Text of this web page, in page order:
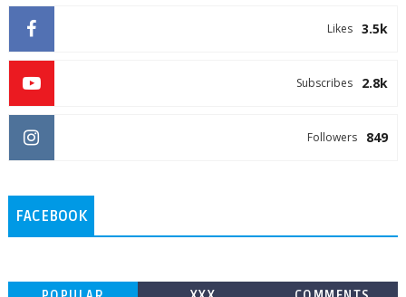
3.5k
Likes
2.8k
Subscribes
849
Followers
FACEBOOK